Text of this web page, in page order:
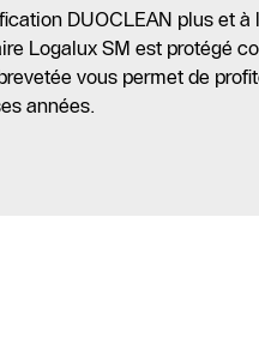
DUOCLEAN plus et à
Logalux SM est protégé
vous permet de
années.